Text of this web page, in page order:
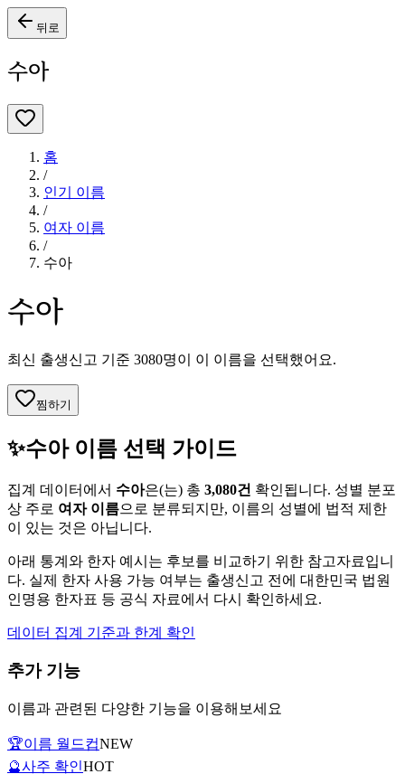
뒤로
수아
홈
/
인기 이름
/
여자 이름
/
수아
수아
최신 출생신고 기준 3080명이 이 이름을 선택했어요.
찜하기
✨수아이름 선택 가이드
집계 데이터에서 수아은(는) 총 3,080건 확인됩니다. 성별 분포
상 주로 여자이름으로 분류되지만, 이름의 성별에 법적 제한
이 있는 것은 아닙니다.
아래 통계와 한자 예시는 후보를 비교하기 위한 참고자료입니
다. 실제 한자 사용 가능 여부는 출생신고 전에 대한민국 법원
인명용 한자표 등 공식 자료에서 다시 확인하세요.
데이터 집계 기준과 한계 확인
추가 기능
이름과 관련된 다양한 기능을 이용해보세요
🏆이름 월드컵NEW
🔮사주 확인HOT